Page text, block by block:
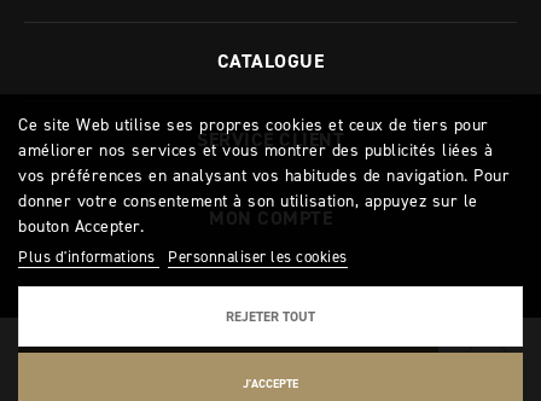
CATALOGUE
SERVICE CLIENT
MON COMPTE
Ce site Web utilise ses propres cookies et ceux de tiers pour
améliorer nos services et vous montrer des publicités liées à
vos préférences en analysant vos habitudes de navigation. Pour
donner votre consentement à son utilisation, appuyez sur le
bouton Accepter.
Plus d'informations Personnaliser les cookies
REJETER TOUT
J'ACCEPTE